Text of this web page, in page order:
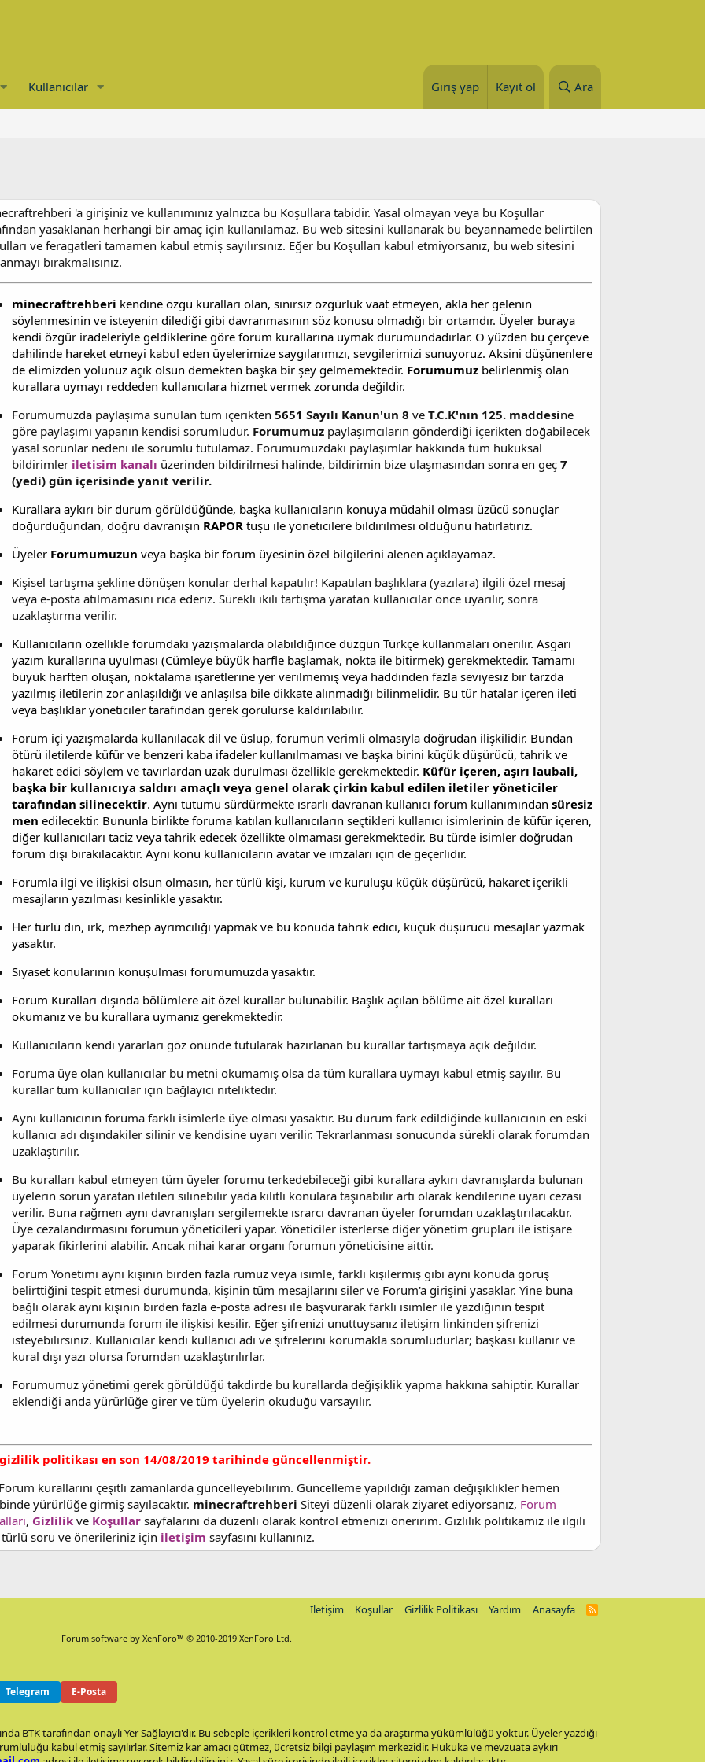
Kullanıcılar Giriş yap Kayıt ol Ara
'a girişiniz ve kullanımınız yalnızca bu Koşullara tabidir. Yasal olmayan veya bu Koşullar
yasaklanan herhangi bir amaç için kullanılamaz. Bu web sitesini kullanarak bu beyannamede belirtilen
ve feragatleri tamamen kabul etmiş sayılırsınız. Eğer bu Koşulları kabul etmiyorsanız, bu web sitesini
bırakmalısınız.
minecraftrehberi kendine özgü kuralları olan, sınırsız özgürlük vaat etmeyen, akla her gelenin
söylenmesinin ve isteyenin dilediği gibi davranmasının söz konusu olmadığı bir ortamdır. Üyeler buraya
kendi özgür iradeleriyle geldiklerine göre forum kurallarına uymak durumundadırlar. O yüzden bu çerçeve
dahilinde hareket etmeyi kabul eden üyelerimize saygılarımızı, sevgilerimizi sunuyoruz. Aksini düşünenlere
de elimizden yolunuz açık olsun demekten başka bir şey gelmemektedir. Forumumuz belirlenmiş olan
kurallara uymayı reddeden kullanıcılara hizmet vermek zorunda değildir.
Forumumuzda paylaşıma sunulan tüm içerikten 5651 Sayılı Kanun'un 8 ve T.C.K'nın 125. maddesine
göre paylaşımı yapanın kendisi sorumludur. Forumumuz paylaşımcıların gönderdiği içerikten doğabilecek
yasal sorunlar nedeni ile sorumlu tutulamaz. Forumumuzdaki paylaşımlar hakkında tüm hukuksal
bildirimler iletisim kanalı üzerinden bildirilmesi halinde, bildirimin bize ulaşmasından sonra en geç 7
(yedi) gün içerisinde yanıt verilir.
Kurallara aykırı bir durum görüldüğünde, başka kullanıcıların konuya müdahil olması üzücü sonuçlar
doğurduğundan, doğru davranışın RAPOR tuşu ile yöneticilere bildirilmesi olduğunu hatırlatırız.
Üyeler Forumumuzun veya başka bir forum üyesinin özel bilgilerini alenen açıklayamaz.
Kişisel tartışma şekline dönüşen konular derhal kapatılır! Kapatılan başlıklara (yazılara) ilgili özel mesaj
veya e-posta atılmamasını rica ederiz. Sürekli ikili tartışma yaratan kullanıcılar önce uyarılır, sonra
uzaklaştırma verilir.
Kullanıcıların özellikle forumdaki yazışmalarda olabildiğince düzgün Türkçe kullanmaları önerilir. Asgari
yazım kurallarına uyulması (Cümleye büyük harfle başlamak, nokta ile bitirmek) gerekmektedir. Tamamı
büyük harften oluşan, noktalama işaretlerine yer verilmemiş veya haddinden fazla seviyesiz bir tarzda
yazılmış iletilerin zor anlaşıldığı ve anlaşılsa bile dikkate alınmadığı bilinmelidir. Bu tür hatalar içeren ileti
veya başlıklar yöneticiler tarafından gerek görülürse kaldırılabilir.
Forum içi yazışmalarda kullanılacak dil ve üslup, forumun verimli olmasıyla doğrudan ilişkilidir. Bundan
ötürü iletilerde küfür ve benzeri kaba ifadeler kullanılmaması ve başka birini küçük düşürücü, tahrik ve
hakaret edici söylem ve tavırlardan uzak durulması özellikle gerekmektedir. Küfür içeren, aşırı laubali,
başka bir kullanıcıya saldırı amaçlı veya genel olarak çirkin kabul edilen iletiler yöneticiler
tarafından silinecektir. Aynı tutumu sürdürmekte ısrarlı davranan kullanıcı forum kullanımından süresiz
men edilecektir. Bununla birlikte foruma katılan kullanıcıların seçtikleri kullanıcı isimlerinin de küfür içeren,
diğer kullanıcıları taciz veya tahrik edecek özellikte olmaması gerekmektedir. Bu türde isimler doğrudan
forum dışı bırakılacaktır. Aynı konu kullanıcıların avatar ve imzaları için de geçerlidir.
Forumla ilgi ve ilişkisi olsun olmasın, her türlü kişi, kurum ve kuruluşu küçük düşürücü, hakaret içerikli
mesajların yazılması kesinlikle yasaktır.
Her türlü din, ırk, mezhep ayrımcılığı yapmak ve bu konuda tahrik edici, küçük düşürücü mesajlar yazmak
yasaktır.
Siyaset konularının konuşulması forumumuzda yasaktır.
Forum Kuralları dışında bölümlere ait özel kurallar bulunabilir. Başlık açılan bölüme ait özel kuralları
okumanız ve bu kurallara uymanız gerekmektedir.
Kullanıcıların kendi yararları göz önünde tutularak hazırlanan bu kurallar tartışmaya açık değildir.
Foruma üye olan kullanıcılar bu metni okumamış olsa da tüm kurallara uymayı kabul etmiş sayılır. Bu
kurallar tüm kullanıcılar için bağlayıcı niteliktedir.
Aynı kullanıcının foruma farklı isimlerle üye olması yasaktır. Bu durum fark edildiğinde kullanıcının en eski
kullanıcı adı dışındakiler silinir ve kendisine uyarı verilir. Tekrarlanması sonucunda sürekli olarak forumdan
uzaklaştırılır.
Bu kuralları kabul etmeyen tüm üyeler forumu terkedebileceği gibi kurallara aykırı davranışlarda bulunan
üyelerin sorun yaratan iletileri silinebilir yada kilitli konulara taşınabilir artı olarak kendilerine uyarı cezası
verilir. Buna rağmen aynı davranışları sergilemekte ısrarcı davranan üyeler forumdan uzaklaştırılacaktır.
Üye cezalandırmasını forumun yöneticileri yapar. Yöneticiler isterlerse diğer yönetim grupları ile istişare
yaparak fikirlerini alabilir. Ancak nihai karar organı forumun yöneticisine aittir.
Forum Yönetimi aynı kişinin birden fazla rumuz veya isimle, farklı kişilermiş gibi aynı konuda görüş
belirttiğini tespit etmesi durumunda, kişinin tüm mesajlarını siler ve Forum'a girişini yasaklar. Yine buna
bağlı olarak aynı kişinin birden fazla e-posta adresi ile başvurarak farklı isimler ile yazdığının tespit
edilmesi durumunda forum ile ilişkisi kesilir. Eğer şifrenizi unuttuysanız iletişim linkinden şifrenizi
isteyebilirsiniz. Kullanıcılar kendi kullanıcı adı ve şifrelerini korumakla sorumludurlar; başkası kullanır ve
kural dışı yazı olursa forumdan uzaklaştırılırlar.
Forumumuz yönetimi gerek görüldüğü takdirde bu kurallarda değişiklik yapma hakkına sahiptir. Kurallar
eklendiği anda yürürlüğe girer ve tüm üyelerin okuduğu varsayılır.
politikası en son 14/08/2019 tarihinde güncellenmiştir.
kurallarını çeşitli zamanlarda güncelleyebilirim. Güncelleme yapıldığı zaman değişiklikler hemen
yürürlüğe girmiş sayılacaktır. minecraftrehberi Siteyi düzenli olarak ziyaret ediyorsanız, Forum
, Gizlilik ve Koşullar sayfalarını da düzenli olarak kontrol etmenizi öneririm. Gizlilik politikamız ile ilgili
soru ve önerileriniz için iletişim sayfasını kullanınız.
İletişim Koşullar Gizlilik Politikası Yardım Anasayfa
R
Forum software by XenForo™ © 2010-2019 XenForo Ltd.
Telegram E-Posta
BTK tarafından onaylı Yer Sağlayıcı'dır. Bu sebeple içerikleri kontrol etme ya da araştırma yükümlülüğü yoktur. Üyeler yazdığı
kabul etmiş sayılırlar. Sitemiz kar amacı gütmez, ücretsiz bilgi paylaşım merkezidir. Hukuka ve mevzuata aykırı